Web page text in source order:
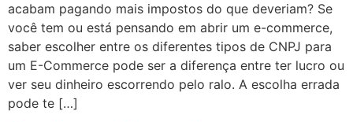
acabam pagando mais impostos do que deveriam? Se
você tem ou está pensando em abrir um e-commerce,
saber escolher entre os diferentes tipos de CNPJ para
um E-Commerce pode ser a diferença entre ter lucro ou
ver seu dinheiro escorrendo pelo ralo. A escolha errada
pode te […]